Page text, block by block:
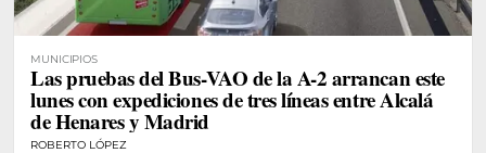
MUNICIPIOS
Las pruebas del Bus-VAO de la A-2 arrancan este
lunes con expediciones de tres líneas entre Alcalá
de Henares y Madrid
ROBERTO LÓPEZ